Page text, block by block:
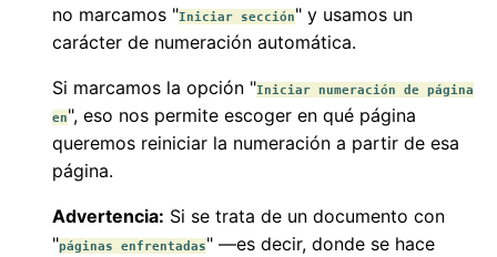
no marcamos "Iniciar sección" y usamos un
carácter de numeración automática.
Si marcamos la opción "Iniciar numeración de página
en", eso nos permite escoger en qué página
queremos reiniciar la numeración a partir de esa
página.
Advertencia: Si se trata de un documento con
"páginas enfrentadas" —es decir, donde se hace